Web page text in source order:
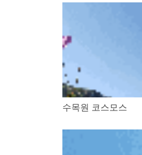
수목원 코스모스